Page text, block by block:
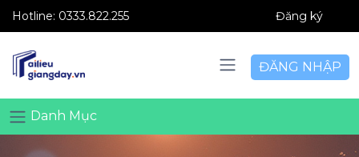
Hotline: 0333.822.255 Đăng ký
ĐĂNG NHẬP
Danh Mục